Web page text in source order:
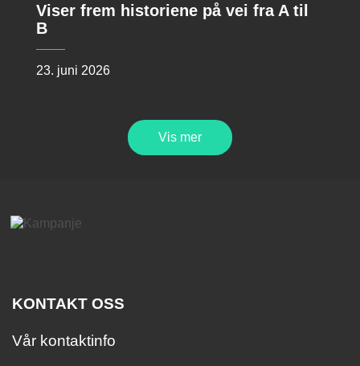
Viser frem historiene på vei fra A til
B
23. juni 2026
Vis mer
KONTAKT OSS
Vår kontaktinfo